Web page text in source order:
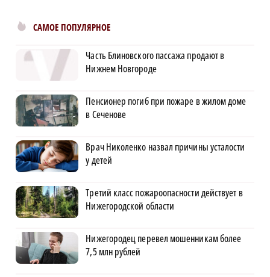
САМОЕ ПОПУЛЯРНОЕ
Часть Блиновского пассажа продают в
Нижнем Новгороде
Пенсионер погиб при пожаре в жилом доме
в Сеченове
Врач Николенко назвал причины усталости
у детей
Третий класс пожароопасности действует в
Нижегородской области
Нижегородец перевел мошенникам более
7,5 млн рублей